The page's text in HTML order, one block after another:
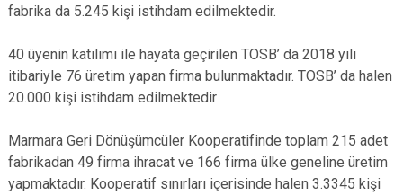
fabrika da 5.245 kişi istihdam edilmektedir.
40 üyenin katılımı ile hayata geçirilen TOSB’ da 2018 yılı
itibariyle 76 üretim yapan firma bulunmaktadır. TOSB’ da halen
20.000 kişi istihdam edilmektedir
Marmara Geri Dönüşümcüler Kooperatifinde toplam 215 adet
fabrikadan 49 firma ihracat ve 166 firma ülke geneline üretim
yapmaktadır. Kooperatif sınırları içerisinde halen 3.3345 kişi